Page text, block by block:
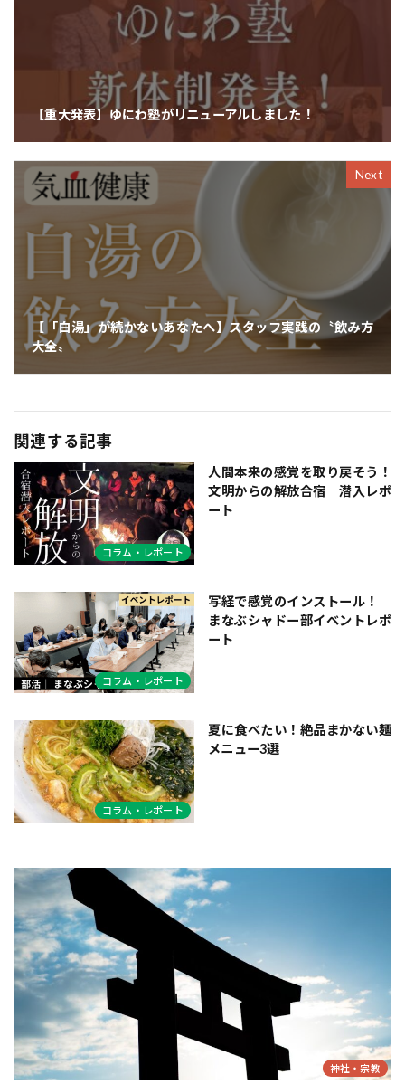
【重大発表】ゆにわ塾がリニューアルしました！
Next
【「白湯」が続かないあなたへ】スタッフ実践の〝飲み方
大全〟
関連する記事
コラム・レポート
人間本来の感覚を取り戻そう！
文明からの解放合宿 潜入レポ
ート
コラム・レポート
写経で感覚のインストール！
まなぶシャドー部イベントレポ
ート
コラム・レポート
夏に食べたい！絶品まかない麺
メニュー3選
神社・宗教